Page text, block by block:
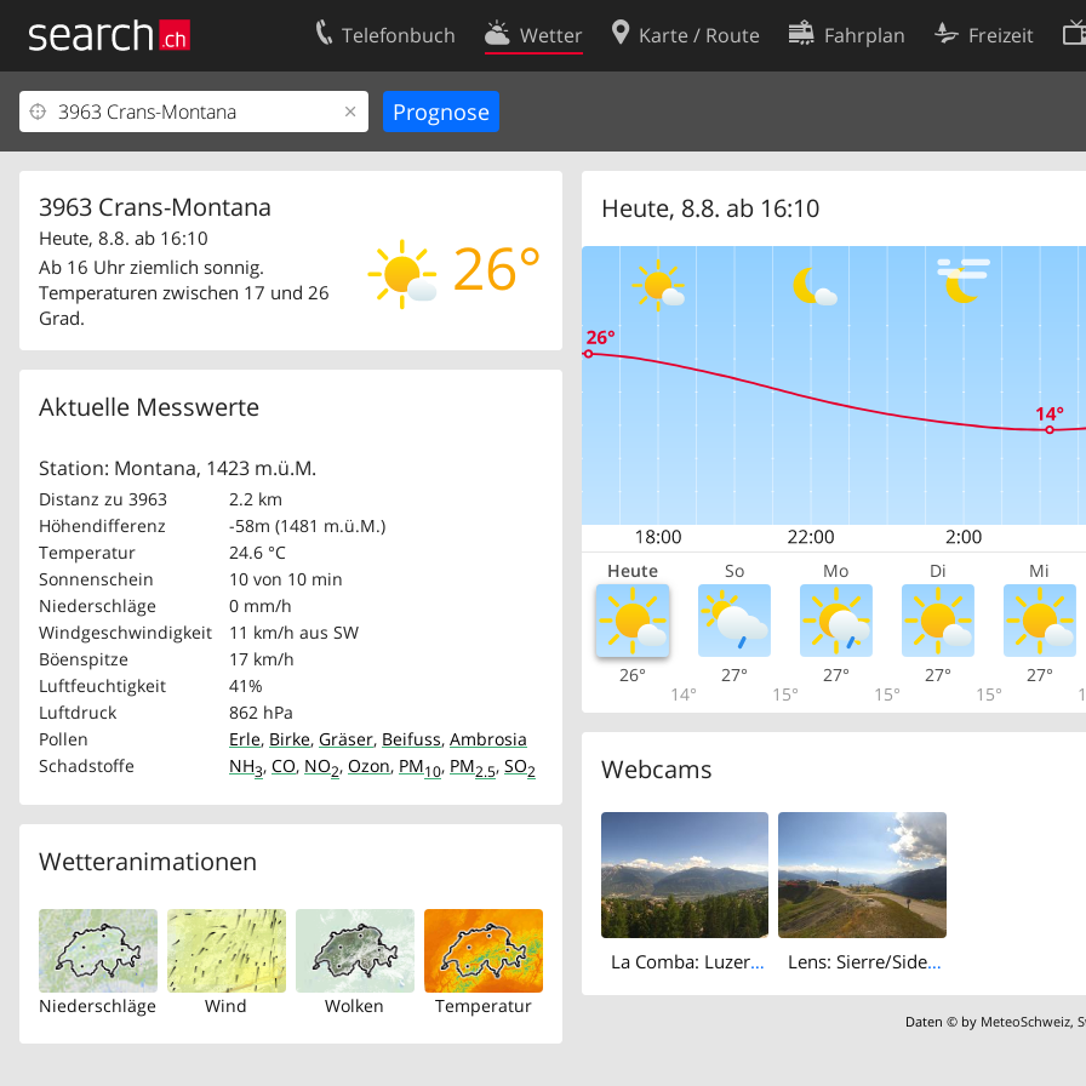
Telefonbuch Wetter Karte / Route Fahrplan Freizeit
3963 Crans-Montana
26°
Heute, 8.8. ab 16:10
Ab 16 Uhr ziemlich sonnig.
Temperaturen zwischen 17 und 26
Grad.
Aktuelle Messwerte
Station: Montana, 1423 m.ü.M.
Distanz zu 3963
2.2 km
Höhendifferenz
-58m (1481 m.ü.M.)
Temperatur
24.6 °C
Sonnenschein
10 von 10 min
Niederschläge
0 mm/h
Windgeschwindigkeit
11 km/h aus SW
Böenspitze
17 km/h
Luftfeuchtigkeit
41%
Luftdruck
862 hPa
Pollen
Erle, Birke, Gräser, Beifuss, Ambrosia
Schadstoffe
NH3, CO, NO2, Ozon, PM10, PM2.5, SO2
Wetteranimationen
Niederschläge Wind Wolken Temperatur
Heute, 8.8. ab 16:10
Heute So Mo Di Mi
26°
14°
27°
15°
27°
15°
27°
15°
27°
Webcams
La Comba: Luzerner Höhenklinik Montana Lens: Sierre/Siders - Pas-de-Maimbré - Sion
Daten © by MeteoSchweiz,
Ihr Eintrag
Kundencenter Geschäftskunden
Kontakt
Nutzungsbedingungen
Cookie-Einstellungen